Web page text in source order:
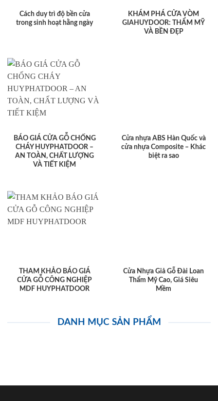
Cách duy trì độ bền cửa
trong sinh hoạt hằng ngày
KHÁM PHÁ CỬA VÒM
GIAHUYDOOR: THẨM MỸ
VÀ BỀN ĐẸP
BÁO GIÁ CỬA GỖ CHỐNG
CHÁY HUYPHATDOOR –
AN TOÀN, CHẤT LƯỢNG
VÀ TIẾT KIỆM
Cửa nhựa ABS Hàn Quốc và
cửa nhựa Composite – Khác
biệt ra sao
THAM KHẢO BÁO GIÁ
CỬA GỖ CÔNG NGHIỆP
MDF HUYPHATDOOR
Cửa Nhựa Giả Gỗ Đài Loan
Thẩm Mỹ Cao, Giá Siêu
Mềm
DANH MỤC SẢN PHẨM